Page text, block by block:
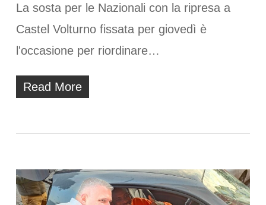
La sosta per le Nazionali con la ripresa a
Castel Volturno fissata per giovedì è
l'occasione per riordinare…
Read More